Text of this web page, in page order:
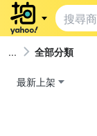
全部分類
最新上架